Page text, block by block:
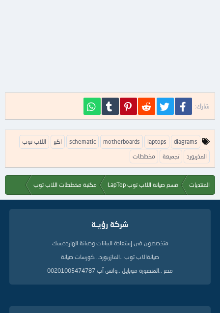
شارك: فيسبوك تويتر Reddit
Pinterest
Tumblr
ا
ل
ك
ل
م
ا
ا
ل
diagrams
laptops
motherboards
schematic اكبر
اللاب توب
المذربورد
تجميعة مخططات
المنتديات قسم صيانة اللاب توب LapTop مكتبة مخططات اللاب توب
شركة رؤيــة
متخصصون في إستعادة البيانات وصيانة الهاردديسك
صيانةالاب توب ..المازربورد.. كورسات صيانة
مصر ..المنصورة موبايل ..واتس آب 00201005474787